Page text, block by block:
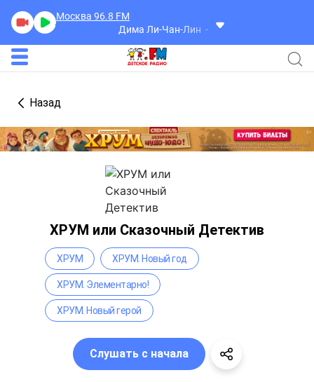
Москва 96.8 FM
Дима Ли-Чан-Лин
Ракета
Назад
ХРУМ или Сказочный Детектив
ХРУМ ХРУМ. Новый год
ХРУМ. Элементарно!
ХРУМ. Новый герой
Слушать с начала